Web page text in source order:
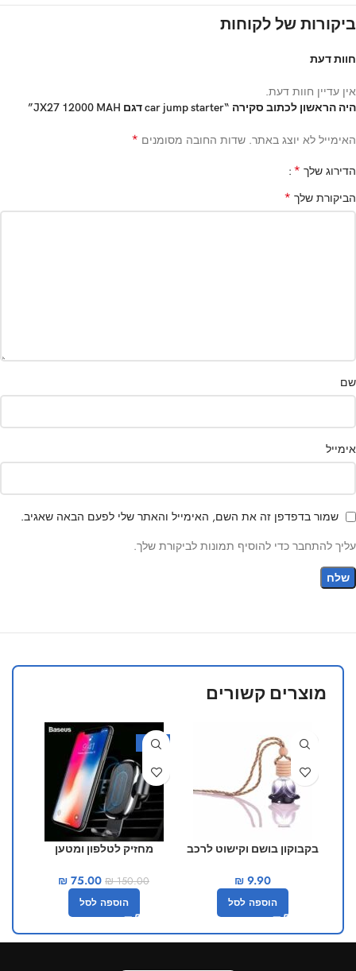
ביקורות של לקוחות
חוות דעת
אין עדיין חוות דעת.
היה הראשון לכתוב סקירה “car jump starter דגם JX27 12000 MAH”
האימייל לא יוצג באתר. שדות החובה מסומנים *
הדירוג שלך *
הביקורת שלך *
שם
אימייל
שמור בדפדפן זה את השם, האימייל והאתר שלי לפעם הבאה שאגיב.
עליך להתחבר כדי להוסיף תמונות לביקורת שלך.
מוצרים קשורים
בקבוקון בושם וקישוט לרכב
₪9.90
הוספה לסל
-50%
מחזיק לטלפון ומטען
₪150.00
₪ 75.00
הוספה לסל